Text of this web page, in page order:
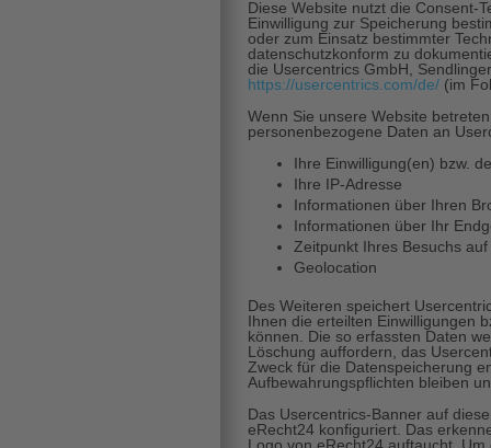
Diese Website nutzt die Consent-
Einwilligung zur Speicherung
oder zum Einsatz bestimmter
datenschutzkonform zu
die Usercentrics GmbH,
https://usercentrics.com/de/ (im
Wenn Sie unsere Website
personenbezogene Daten an
Ihre Einwilligung(en) bzw.
Ihre IP-Adresse
Informationen über Ihren
Informationen über Ihr
Zeitpunkt Ihres Besuchs
Geolocation
Des Weiteren speichert
Ihnen die erteilten Einwilligungen
können. Die so erfassten Daten
Löschung auffordern, das
Zweck für die Datenspeicherung
Aufbewahrungspflichten bleiben
Das Usercentrics-Banner auf
eRecht24 konfiguriert. Das